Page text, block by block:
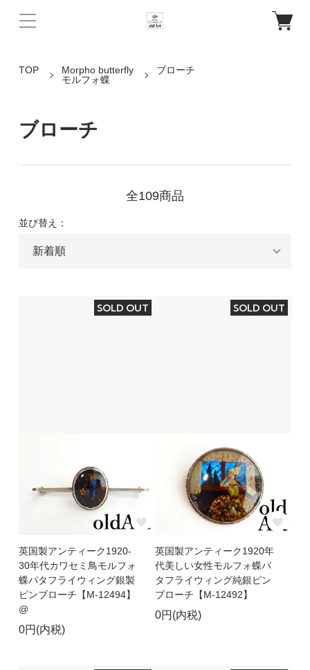
TOP
Morpho butterfly
モルフォ蝶
ブローチ
ブローチ
全109商品
並び替え：
SOLD OUT
英国製アンティーク1920-
30年代カワセミ鳥モルフォ
蝶バタフライウィング銀製
ピンブローチ【M-12494】
@
0円(内税)
SOLD OUT
英国製アンティーク1920年
代美しい女性モルフォ蝶バ
タフライウィング純銀ピン
ブローチ【M-12492】
0円(内税)